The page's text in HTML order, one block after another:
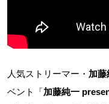
人気ストリーマー・ 加藤
ベント「加藤純一